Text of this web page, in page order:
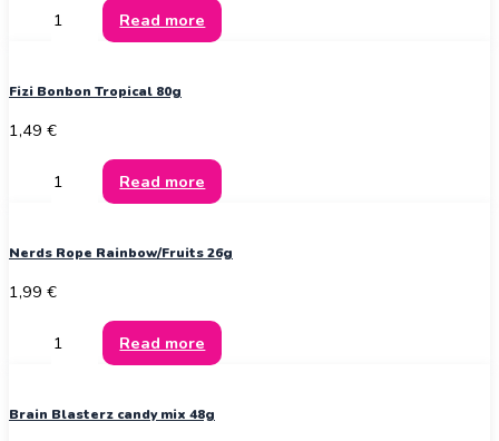
Read more
Fizi Bonbon Tropical 80g
1,49 €
Read more
Nerds Rope Rainbow/Fruits 26g
1,99 €
Read more
Brain Blasterz candy mix 48g